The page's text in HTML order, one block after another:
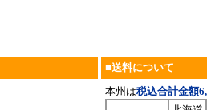
■送料について
本州は税込合計金額